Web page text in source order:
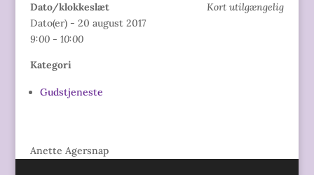
Kort utilgængelig
Dato/klokkeslæt
Dato(er) - 20 august 2017
9:00 - 10:00
Kategori
Gudstjeneste
Anette Agersnap